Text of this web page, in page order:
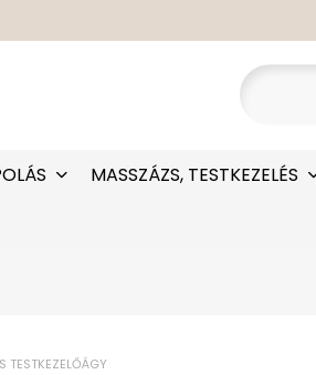
MASSZÁZS, TESTKEZELÉS
TESTKEZELŐÁGY